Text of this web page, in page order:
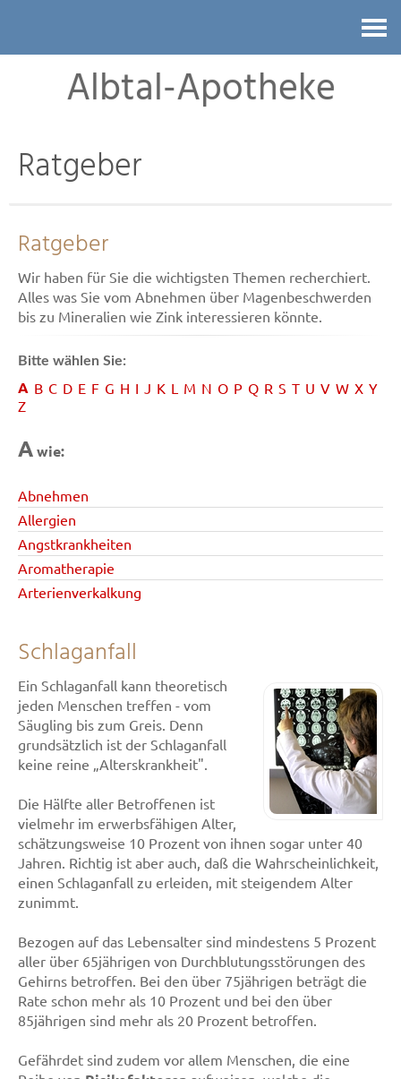
Albtal-Apotheke
Ratgeber
Ratgeber
Wir haben für Sie die wichtigsten Themen recherchiert.
Alles was Sie vom Abnehmen über Magenbeschwerden
bis zu Mineralien wie Zink interessieren könnte.
Bitte wählen Sie:
A B C D E F G H I J K L M N O P Q R S T U V W X Y
Z
Awie:
Abnehmen
Allergien
Angstkrankheiten
Aromatherapie
Arterienverkalkung
Schlaganfall
Ein Schlaganfall kann theoretisch
jeden Menschen treffen - vom
Säugling bis zum Greis. Denn
grundsätzlich ist der Schlaganfall
keine reine „Alterskrankheit".
Die Hälfte aller Betroffenen ist
vielmehr im erwerbsfähigen Alter,
schätzungsweise 10 Prozent von ihnen sogar unter 40
Jahren. Richtig ist aber auch, daß die Wahrscheinlichkeit,
einen Schlaganfall zu erleiden, mit steigendem Alter
zunimmt.
Bezogen auf das Lebensalter sind mindestens 5 Prozent
aller über 65jährigen von Durchblutungsstörungen des
Gehirns betroffen. Bei den über 75jährigen beträgt die
Rate schon mehr als 10 Prozent und bei den über
85jährigen sind mehr als 20 Prozent betroffen.
Gefährdet sind zudem vor allem Menschen, die eine